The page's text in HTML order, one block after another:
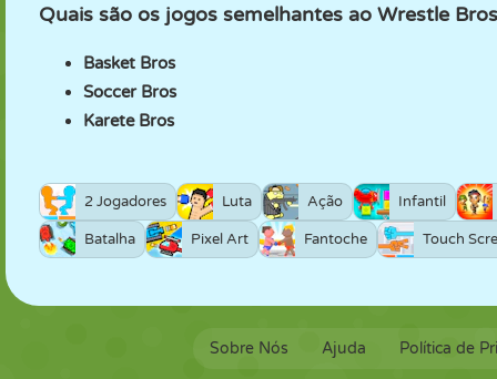
Quais são os jogos semelhantes ao Wrestle
Basket Bros
Soccer Bros
Karete Bros
2 Jogadores Luta Ação Infantil
Batalha Pixel Art Fantoche Touch
Sobre Nós Ajuda Política de